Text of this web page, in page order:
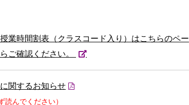
業時間割表（クラスコード入り）はこちらのペー
ご確認ください。
関するお知らせ
読んでください）